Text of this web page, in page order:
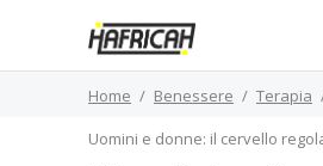
Home Benessere
Terapia
Uomini e donne: il cervello